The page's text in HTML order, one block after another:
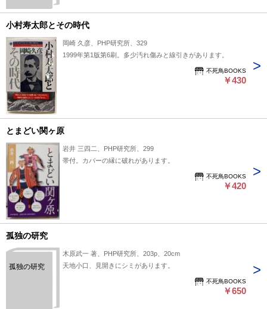
小村寿太郎とその時代
岡崎 久彦、PHP研究所、329
1999年第1版第6刷。多少汚れ傷みと線引きがあります。
不死鳥BOOKS
￥430
とまどい関ヶ原
岩井 三四二、PHP研究所、299
帯付。カバーの縁に破れがあります。
不死鳥BOOKS
￥420
孤独の研究
孤独の研究
木原武一 著、PHP研究所、203p、20cm
天地小口、見開きにシミがあります。
不死鳥BOOKS
￥650